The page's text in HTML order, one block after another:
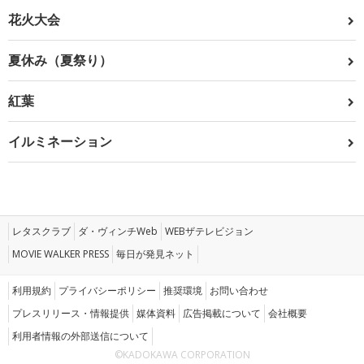
花火大会
夏休み（夏祭り）
紅葉
イルミネーション
レタスクラブ ダ・ヴィンチWeb WEBザテレビジョン
MOVIE WALKER PRESS 毎日が発見ネット
利用規約 プライバシーポリシー 推奨環境 お問い合わせ
プレスリリース・情報提供 媒体資料 広告掲載について 会社概要
利用者情報の外部送信について
©KADOKAWA CORPORATION